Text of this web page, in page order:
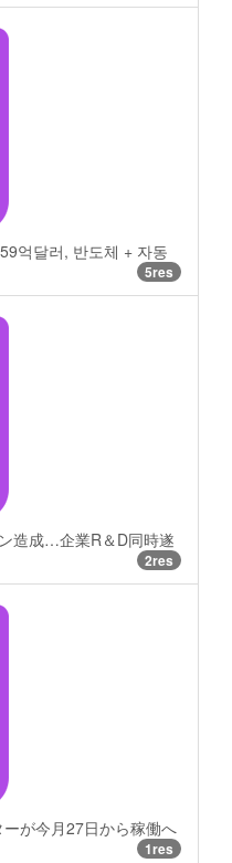
억달러, 반도체 + 자동
5res
造成…企業R＆D同時遂
2res
が今月27日から稼働へ
1res